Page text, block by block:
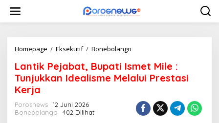
w
Homepage / Eksekutif / Bonebolango
n
t
i
Lantik Pejabat, Bupati Ismet Mile :
Tunjukkan Idealisme Melalui Prestasi
Kerja
Porosnews
12 Juni 2026
Bonebolango
402 Dilihat